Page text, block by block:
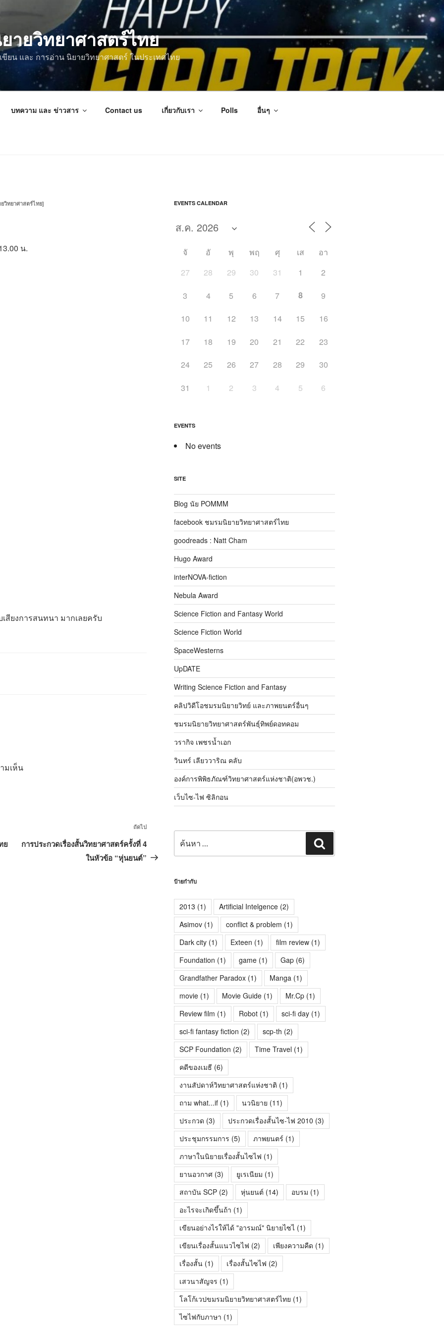
ายวิทยาศาสตร์ไทย
ขียน และ การอ่าน นิยายวิทยาศาสตร์ ในประเทศไทย
บทความ และ ข่าวสาร Contact us เกี่ยวกับเรา Polls อื่นๆ
วิทยาศาสตร์ไทย]
น.
สียงการสนทนา มากเลยครับ
มเห็น
ย
เรื่อง
ถัด
ไป
ถัดไป
การประกวดเรื่องสั้นวิทยาศาสตร์ครั้งที่ 4
ในหัวข้อ “หุ่นยนต์”
EVENTS CALENDAR
จั อั พุ พฤ ศุ เส
อา
27
28 29 30 31 1 2
3 4 5 6 7 8 9
10 11 12 13 14 15 16
17 18 19 20 21 22 23
24 25 26 27 28 29 30
31 1 2 3 4 5 6
EVENTS
No events
SITE
Blog นัย POMMM
facebook ชมรมนิยายวิทยาศาสตร์ไทย
goodreads : Natt Cham
Hugo Award
interNOVA-fiction
Nebula Award
Science Fiction and Fantasy World
Science Fiction World
SpaceWesterns
UpDATE
Writing Science Fiction and Fantasy
คลิปวิดีโอชมรมนิยายวิทย์ และภาพยนตร์อื่นๆ
ชมรมนิยายวิทยาศาสตร์พันธุ์ทิพย์ดอทคอม
วรากิจ เพชรน้ำเอก
วินทร์ เลียววาริณ คลับ
องค์การพิพิธภัณฑ์วิทยาศาสตร์แห่งชาติ(อพวช.)
เว็บไซ-ไฟ ซิลิกอน
ป้ายกำกับ
2013 (1) Artificial Intelgence(2)
Asimov(1) conflict & problem (1)
Dark city(1) Exteen (1) film review(1)
Foundation (1) game(1) Gap(6)
Grandfather Paradox(1) Manga(1)
movie(1) Movie Guide(1) Mr.Cp(1)
Review film (1) Robot(1) sci-fi day(1)
sci-fi fantasy fiction (2) scp-th (2)
SCP Foundation (2) Time Travel(1)
คดีของเมธี (6)
งานสัปดาห์วิทยาศาสตร์แห่งชาติ (1)
ถาม what...if(1) นวนิยาย (11)
ประกวด (3) ประกวดเรื่องสั้นไซ-ไฟ 2010 (3)
ประชุมกรรมการ (5) ภาพยนตร์ (1)
ภาษาในนิยายเรื่องสั้นไซไฟ (1)
ยานอวกาศ(3) ยูเรเนียม (1)
สถาบัน SCP(2) หุ่นยนต์ (14) อบรม (1)
อะไรจะเกิดขึ้นถ้า (1)
เขียนอย่างไรให้ได้ "อารมณ์" นิยายไซไ(1)
เขียนเรื่องสั้นแนวไซไฟ (2) เพียงความคืด (1)
เรื่องสั้น(1) เรื่องสั้นไซไฟ (2)
เสวนาสัญจร (1)
โลโก้เวปขมรมนิยายวิทยาศาสตร์ไทย (1)
ไซไฟกับภาษา (1)